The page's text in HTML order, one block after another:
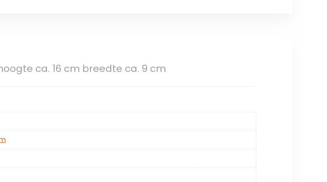
ca. 16 cm breedte ca. 9 cm